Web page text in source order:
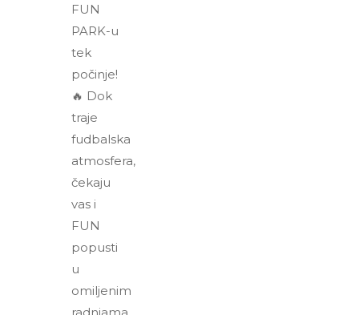
FUN
PARK-u
tek
počinje!
🔥 Dok
traje
fudbalska
atmosfera,
čekaju
vas i
FUN
popusti
u
omiljenim